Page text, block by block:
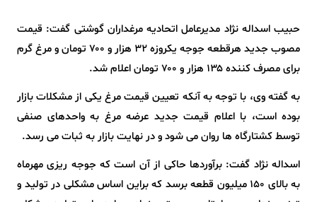
حبیب اسداله نژاد مدیرعامل اتحادیه مرغداران گوشتی گفت: قیمت
مصوب جدید هرقطعه جوجه یکروزه ۳۲ هزار و ۷۰۰ تومان و مرغ گرم
برای مصرف کننده ۱۳۵ هزار و ۷۰۰ تومان اعلام شد.
به گفته وی، با توجه به آنکه تعیین قیمت مرغ یکی از مشکلات بازار
بوده است، با اعلام قیمت جدید عرضه مرغ به واحدهای صنفی
توسط کشتارگاه ها روان می شود و در نهایت بازار به ثبات می رسد.
اسداله نژاد گفت: برآوردها حاکی از آن است که جوجه ریزی مهرماه
به بالای ۱۵۰ میلیون قطعه برسد که براین اساس مشکلی در تولید و